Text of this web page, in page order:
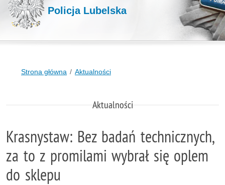
Policja Lubelska
Strona główna Aktualności
Aktualności
Krasnystaw: Bez badań technicznych,
za to z promilami wybrał się oplem
do sklepu